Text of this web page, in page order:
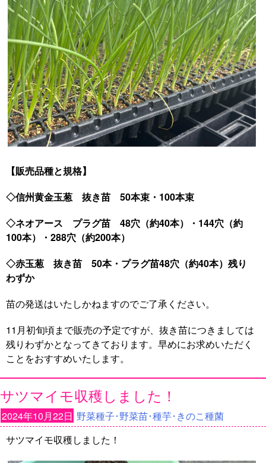
【販売品種と規格】
◇信州黄金玉葱 抜き苗 50本束・100本束
◇ネオアース プラグ苗 48穴（約40本）・144穴（約
100本）・288穴（約200本）
◇赤玉葱 抜き苗 50本・プラグ苗48穴（約40本）残り
わずか
苗の発送はいたしかねますのでご了承ください。
11月初旬頃まで販売の予定ですが、抜き苗につきましては
残りわずかとなってきております。早めにお求めいただく
ことをおすすめいたします。
サツマイモ収穫しました！
2024年10月22日 野菜種子･野菜苗･種芋･きのこ種菌
サツマイモ収穫しました！